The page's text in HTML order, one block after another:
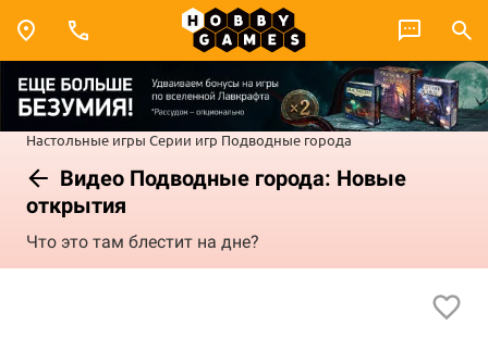
Настольные игры Серии игр Подводные города
Видео Подводные города: Новые
открытия
Что это там блестит на дне?